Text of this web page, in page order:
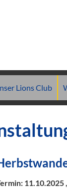
Lions Club
11.10.2025